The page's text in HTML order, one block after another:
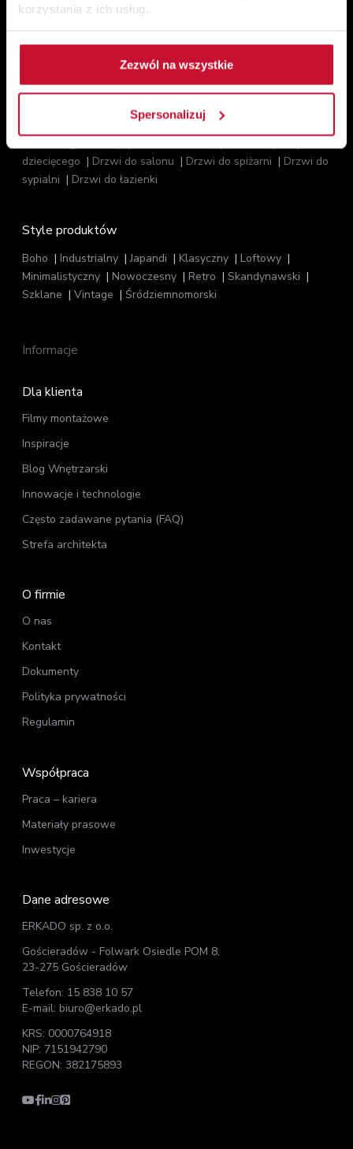
korzystania z ich usług.
Zezwól na wszystkie
Spersonalizuj
Katalog drzwi zewnętrznych drewnianych 2026
dziecięcego
Drzwi do salonu Drzwi do spiżarni
Drzwi do
sypialni
Drzwi do łazienki
Style produktów
Boho Industrialny Japandi Klasyczny
Loftowy
Minimalistyczny
Nowoczesny Retro
Skandynawski
Szklane
Vintage Śródziemnomorski
Informacje
Dla klienta
Filmy montażowe
Inspiracje
Blog Wnętrzarski
Innowacje i technologie
Często zadawane pytania (FAQ)
Strefa architekta
O firmie
O nas
Kontakt
Dokumenty
Polityka prywatności
Regulamin
Współpraca
Praca – kariera
Materiały prasowe
Inwestycje
Dane adresowe
ERKADO sp. z o.o.
Gościeradów - Folwark Osiedle POM 8,
23-275 Gościeradów
Telefon: 15 838 10 57
E-mail: biuro@erkado.pl
KRS: 0000764918
NIP: 7151942790
REGON: 382175893